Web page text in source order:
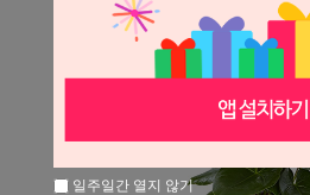
일주일간 열지 않기